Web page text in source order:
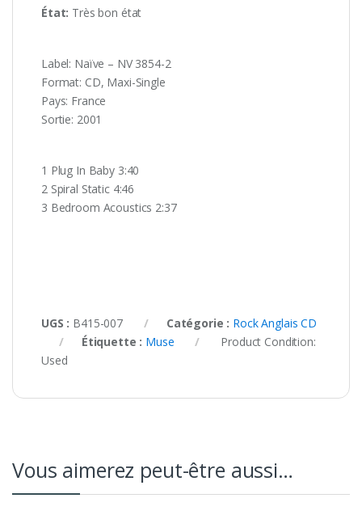
État: Très bon état
Label: Naïve – NV 3854-2
Format: CD, Maxi-Single
Pays: France
Sortie: 2001
1 Plug In Baby 3:40
2 Spiral Static 4:46
3 Bedroom Acoustics 2:37
UGS : B415-007 Catégorie : Rock Anglais CD
Étiquette : Muse
Product Condition:
Used
Vous aimerez peut-être aussi…